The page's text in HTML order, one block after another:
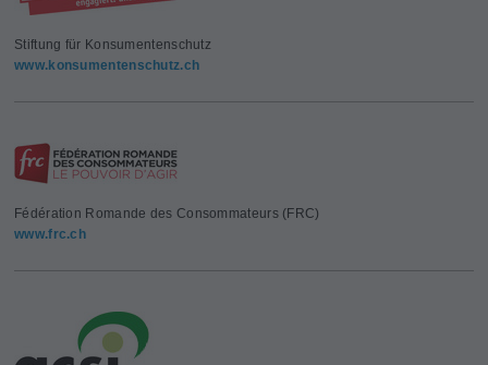
Stiftung für Konsumentenschutz
www.konsumentenschutz.ch
Fédération Romande des Consommateurs (FRC)
www.frc.ch